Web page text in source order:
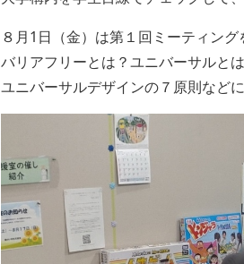
８月1日（金）は第１回ミーティング
バリアフリーとは？ユニバーサルと
ユニバーサルデザインの７原則など